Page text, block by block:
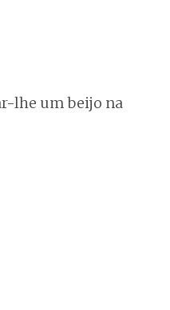
lhe um beijo na